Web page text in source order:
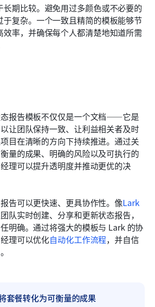
长期比较。避免用过多颜色或不必要的
于复杂。一个一致且精简的模板能够节
效率，并确保每个人都清楚地知道所需
报告模板不仅仅是一个文档——它是
让团队保持一致、让利益相关者及时
目在清晰的方向下持续推进。通过关
量的成果、明确的风险以及可执行的
理可以提升透明度并推动更优的决
告可以更快速、更具协作性。像Lark
队实时创建、分享和更新状态报告，
明确。通过将强大的模板与 Lark 的协
理可以优化自动化工作流程，并自信
套餐转化为可衡量的成果